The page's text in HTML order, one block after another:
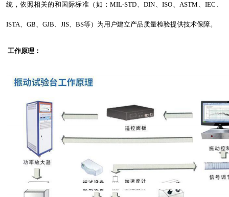
统，依照相关的和国际标准（如：MIL-STD、DIN、ISO、ASTM、IEC、
ISTA、GB、GJB、JIS、BS等）为用户建立产品质量检验提供技术保障。
工作原理：